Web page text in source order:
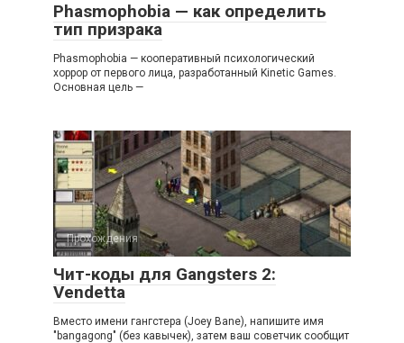
Phasmophobia — как определить
тип призрака
Phasmophobia — кооперативный психологический
хоррор от первого лица, разработанный Kinetic Games.
Основная цель —
Прохождения
Чит-коды для Gangsters 2:
Vendetta
Вместо имени гангстера (Joey Bane), напишите имя
"bangagong" (без кавычек), затем ваш советчик сообщит